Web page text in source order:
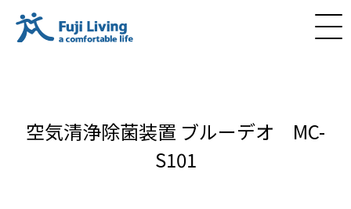
空気清浄除菌装置 ブルーデオ MC-
S101